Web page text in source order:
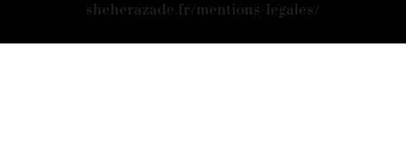
sheherazade.fr/mentions-legales/